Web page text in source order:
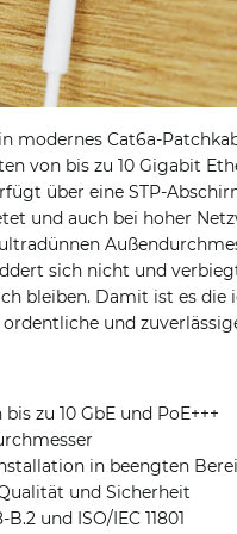
modernes Cat6a-
von bis zu 10 Gigabit
über eine STP-
und auch bei hoher
sich nicht und
bleiben. Damit ist es die
und
zu 10 GbE und PoE+++
in beengten
und Sicherheit
und ISO/IEC 11801